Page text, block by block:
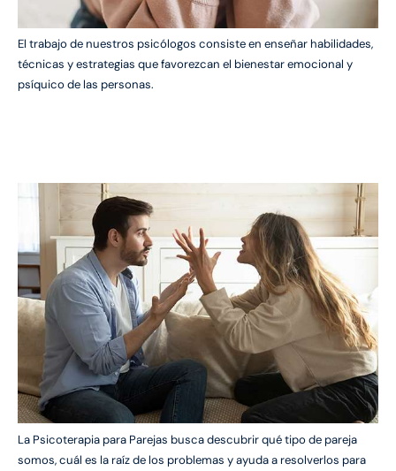
El trabajo de nuestros psicólogos consiste en enseñar habilidades,
técnicas y estrategias que favorezcan el bienestar emocional y
psíquico de las personas.
La Psicoterapia para Parejas busca descubrir qué tipo de pareja
somos, cuál es la raíz de los problemas y ayuda a resolverlos para